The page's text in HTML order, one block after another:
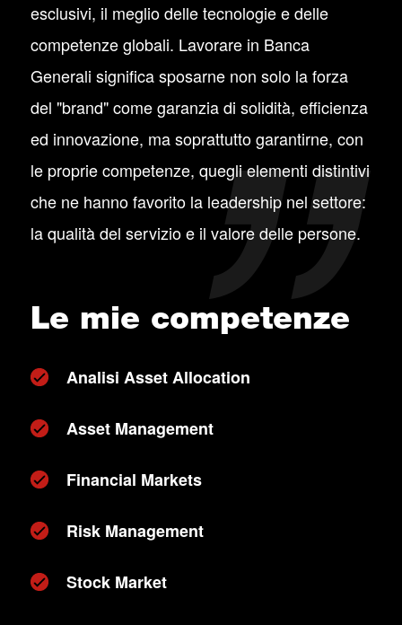
esclusivi, il meglio delle tecnologie e delle
competenze globali. Lavorare in Banca
Generali significa sposarne non solo la forza
del "brand" come garanzia di solidità, efficienza
ed innovazione, ma soprattutto garantirne, con
le proprie competenze, quegli elementi distintivi
che ne hanno favorito la leadership nel settore:
la qualità del servizio e il valore delle persone.
Le mie competenze
Analisi Asset Allocation
Asset Management
Financial Markets
Risk Management
Stock Market